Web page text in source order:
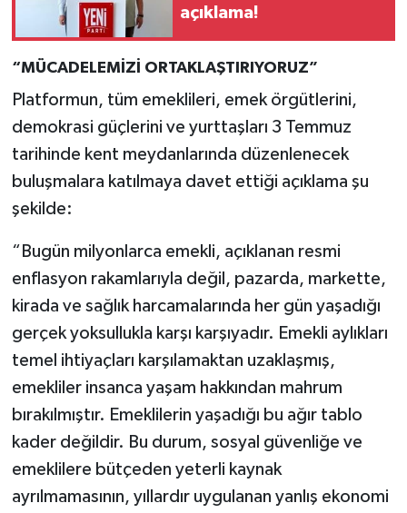
açıklama!
“MÜCADELEMİZİ ORTAKLAŞTIRIYORUZ”
Platformun, tüm emeklileri, emek örgütlerini,
demokrasi güçlerini ve yurttaşları 3 Temmuz
tarihinde kent meydanlarında düzenlenecek
buluşmalara katılmaya davet ettiği açıklama şu
şekilde:
“Bugün milyonlarca emekli, açıklanan resmi
enflasyon rakamlarıyla değil, pazarda, markette,
kirada ve sağlık harcamalarında her gün yaşadığı
gerçek yoksullukla karşı karşıyadır. Emekli aylıkları
temel ihtiyaçları karşılamaktan uzaklaşmış,
emekliler insanca yaşam hakkından mahrum
bırakılmıştır. Emeklilerin yaşadığı bu ağır tablo
kader değildir. Bu durum, sosyal güvenliğe ve
emeklilere bütçeden yeterli kaynak
ayrılmamasının, yıllardır uygulanan yanlış ekonomi